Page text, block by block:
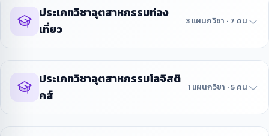
ประเภทวิชาอุตสาหกรรมท่อง
เที่ยว
3 แผนกวิชา · 7 คน
ประเภทวิชาอุตสาหกรรมโลจิสติ
กส์
1 แผนกวิชา · 5 คน